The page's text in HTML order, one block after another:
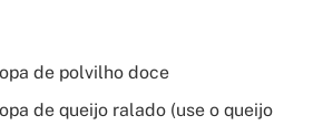
de polvilho doce
de queijo ralado (use o queijo